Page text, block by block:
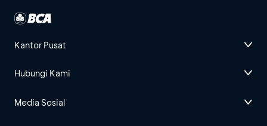
Kantor Pusat
Hubungi Kami
Media Sosial